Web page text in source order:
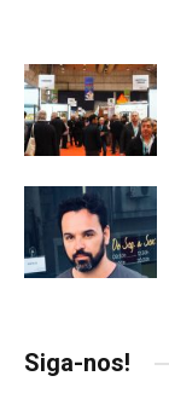
Siga-nos!